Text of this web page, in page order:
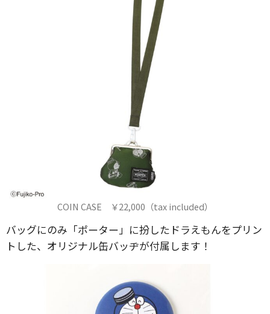
COIN CASE ￥22,000（tax included）
バッグにのみ「ポーター」に扮したドラえもんをプリン
トした、オリジナル缶バッヂが付属します！